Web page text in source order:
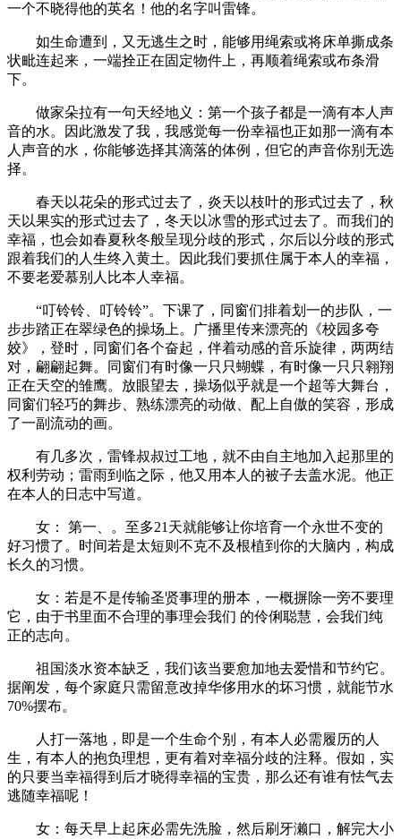
一个不晓得他的英名！他的名字叫雷锋。
如生命遭到，又无逃生之时，能够用绳索或将床单撕成条
状毗连起来，一端拴正在固定物件上，再顺着绳索或布条滑
下。
做家朵拉有一句天经地义：第一个孩子都是一滴有本人声
音的水。因此激发了我，我感觉每一份幸福也正如那一滴有本
人声音的水，你能够选择其滴落的体例，但它的声音你别无选
择。
春天以花朵的形式过去了，炎天以枝叶的形式过去了，秋
天以果实的形式过去了，冬天以冰雪的形式过去了。而我们的
幸福，也会如春夏秋冬般呈现分歧的形式，尔后以分歧的形式
跟着我们的人生终入黄土。因此我们要抓住属于本人的幸福，
不要老爱慕别人比本人幸福。
“叮铃铃、叮铃铃”。下课了，同窗们排着划一的步队，一
步步踏正在翠绿色的操场上。广播里传来漂亮的《校园多夸
姣》，登时，同窗们各个奋起，伴着动感的音乐旋律，两两结
对，翩翩起舞。同窗们有时像一只只蝴蝶，有时像一只只翱翔
正在天空的雏鹰。放眼望去，操场似乎就是一个超等大舞台，
同窗们轻巧的舞步、熟练漂亮的动做、配上自傲的笑容，形成
了一副流动的画。
有几多次，雷锋叔叔过工地，就不由自主地加入起那里的
权利劳动；雷雨到临之际，他又用本人的被子去盖水泥。他正
在本人的日志中写道。
女： 第一、。至多21天就能够让你培育一个永世不变的
好习惯了。时间若是太短则不克不及根植到你的大脑内，构成
长久的习惯。
女：若是不是传输圣贤事理的册本，一概摒除一旁不要理
它，由于书里面不合理的事理会我们 的伶俐聪慧，会我们纯
正的志向。
祖国淡水资本缺乏，我们该当要愈加地去爱惜和节约它。
据阐发，每个家庭只需留意改掉华侈用水的坏习惯，就能节水
70%摆布。
人打一落地，即是一个生命个别，有本人必需履历的人
生，有本人的抱负理想，更有着对幸福分歧的注释。假如，实
的只要当幸福得到后才晓得幸福的宝贵，那么还有谁有怯气去
逃随幸福呢！
女：每天早上起床必需先洗脸，然后刷牙濑口，解完大小